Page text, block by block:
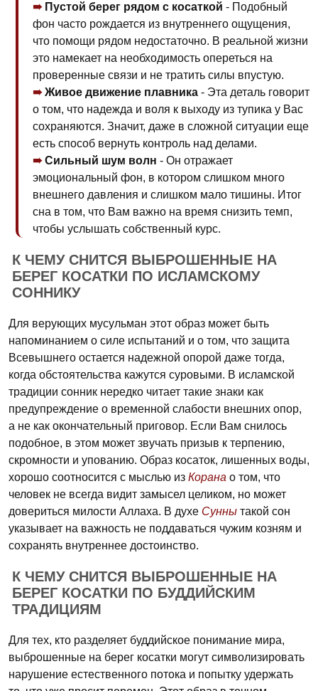
Пустой берег рядом с косаткой - Подобный
фон часто рождается из внутреннего ощущения,
что помощи рядом недостаточно. В реальной жизни
это намекает на необходимость опереться на
проверенные связи и не тратить силы впустую.
Живое движение плавника - Эта деталь говорит
о том, что надежда и воля к выходу из тупика у Вас
сохраняются. Значит, даже в сложной ситуации еще
есть способ вернуть контроль над делами.
Сильный шум волн - Он отражает
эмоциональный фон, в котором слишком много
внешнего давления и слишком мало тишины. Итог
сна в том, что Вам важно на время снизить темп,
чтобы услышать собственный курс.
К ЧЕМУ СНИТСЯ ВЫБРОШЕННЫЕ НА
БЕРЕГ КОСАТКИ ПО ИСЛАМСКОМУ
СОННИКУ
Для верующих мусульман этот образ может быть
напоминанием о силе испытаний и о том, что защита
Всевышнего остается надежной опорой даже тогда,
когда обстоятельства кажутся суровыми. В исламской
традиции сонник нередко читает такие знаки как
предупреждение о временной слабости внешних опор,
а не как окончательный приговор. Если Вам снилось
подобное, в этом может звучать призыв к терпению,
скромности и упованию. Образ косаток, лишенных воды,
хорошо соотносится с мыслью из Корана о том, что
человек не всегда видит замысел целиком, но может
довериться милости Аллаха. В духе Сунны такой сон
указывает на важность не поддаваться чужим козням и
сохранять внутреннее достоинство.
К ЧЕМУ СНИТСЯ ВЫБРОШЕННЫЕ НА
БЕРЕГ КОСАТКИ ПО БУДДИЙСКИМ
ТРАДИЦИЯМ
Для тех, кто разделяет буддийское понимание мира,
выброшенные на берег косатки могут символизировать
нарушение естественного потока и попытку удержать